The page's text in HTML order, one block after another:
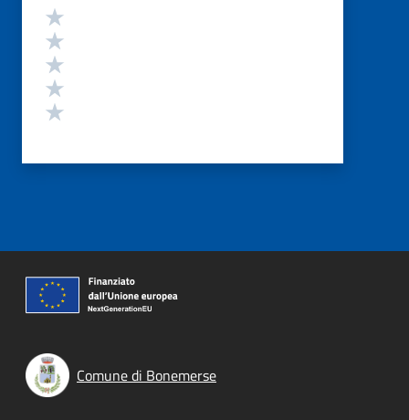
Valutazione
Comune di Bonemerse